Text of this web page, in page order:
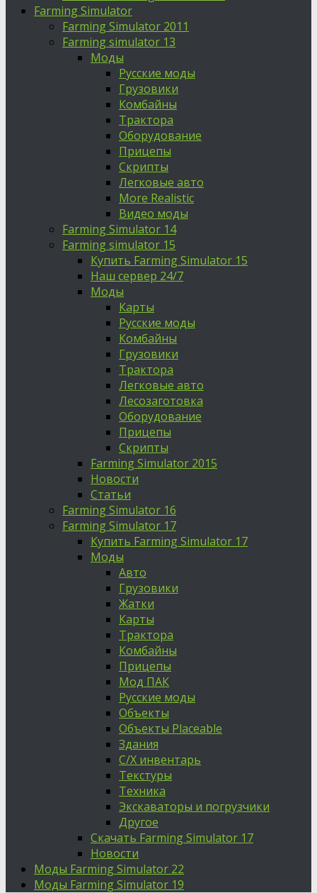
Farming Simulator
Farming Simulator 2011
Farming simulator 13
Моды
Русские моды
Грузовики
Комбайны
Трактора
Оборудование
Прицепы
Скрипты
Легковые авто
More Realistic
Видео моды
Farming Simulator 14
Farming simulator 15
Купить Farming Simulator 15
Наш сервер 24/7
Моды
Карты
Русские моды
Комбайны
Грузовики
Трактора
Легковые авто
Лесозаготовка
Оборудование
Прицепы
Скрипты
Farming Simulator 2015
Новости
Статьи
Farming Simulator 16
Farming Simulator 17
Купить Farming Simulator 17
Моды
Авто
Грузовики
Жатки
Карты
Трактора
Комбайны
Прицепы
Мод ПАК
Русские моды
Объекты
Объекты Placeable
Здания
С/Х инвентарь
Текстуры
Техника
Экскаваторы и погрузчики
Другое
Скачать Farming Simulator 17
Новости
Моды Farming Simulator 22
Моды Farming Simulator 19